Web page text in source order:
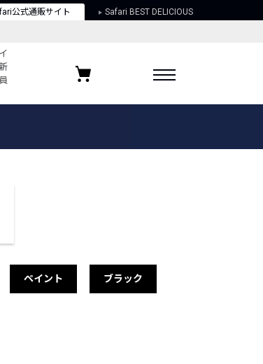
公式通販サイト Safari BEST DELICIOUS
お気に入りブランド
ペイント ブラック